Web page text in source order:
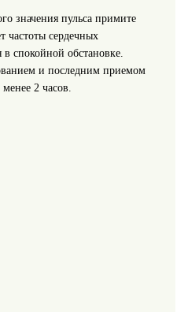
значения пульса примите
частоты сердечных
спокойной обстановке.
и последним приемом
2 часов.